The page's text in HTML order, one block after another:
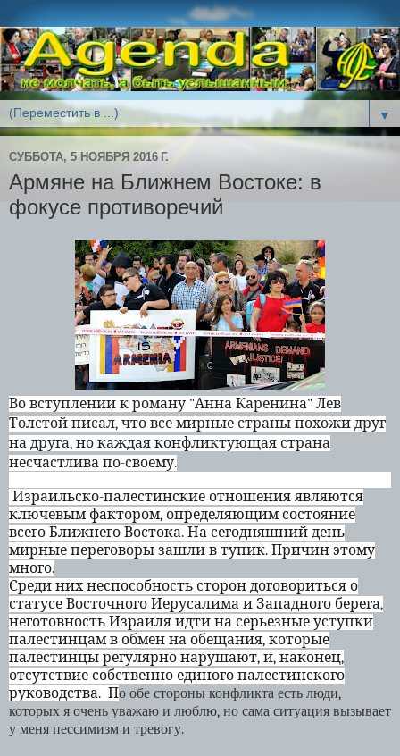
▼
СУББОТА, 5 НОЯБРЯ 2016 Г.
Армяне на Ближнем Востоке: в
фокусе противоречий
Во вступлении к роману "Анна Каренина" Лев
Толстой писал, что все мирные страны похожи друг
на друга, но каждая конфликтующая страна
несчастлива по-своему.
Израильско-палестинские отношения являются
ключевым фактором, определяющим состояние
всего Ближнего Востока. На сегодняшний день
мирные переговоры зашли в тупик. Причин этому
много.
Среди них неспособность сторон договориться о
статусе Восточного Иерусалима и Западного берега,
неготовность Израиля идти на серьезные уступки
палестинцам в обмен на обещания, которые
палестинцы регулярно нарушают, и, наконец,
отсутствие собственно единого палестинского
руководства. По обе стороны конфликта есть люди,
которых я очень уважаю и люблю, но сама ситуация вызывает
у меня пессимизм и тревогу.